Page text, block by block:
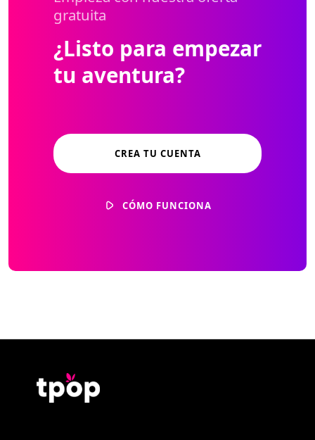
gratuita
¿Listo para empezar
tu aventura?
CREA TU CUENTA
CÓMO FUNCIONA